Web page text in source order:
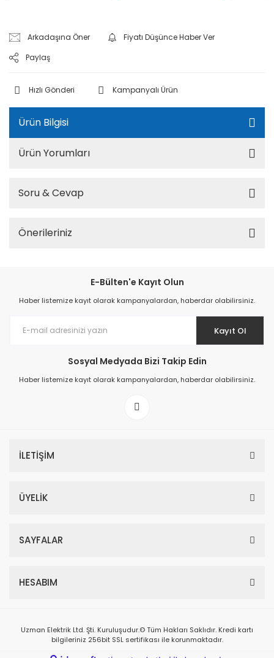
Arkadaşına Öner
Fiyatı Düşünce Haber Ver
Paylaş
Hızlı Gönderi Kampanyalı Ürün
Ürün Bilgisi
Ürün Yorumları
Soru & Cevap
Önerileriniz
E-Bülten'e Kayıt Olun
Haber listemize kayıt olarak kampanyalardan, haberdar olabilirsiniz.
Kayıt Ol
Sosyal Medyada Bizi Takip Edin
Haber listemize kayıt olarak kampanyalardan, haberdar olabilirsiniz.
İLETİŞİM
ÜYELİK
SAYFALAR
HESABIM
Uzman Elektrik Ltd. Şti. Kuruluşudur.© Tüm Hakları Saklıdır. Kredi kartı
bilgileriniz 256bit SSL sertifikası ile korunmaktadır.